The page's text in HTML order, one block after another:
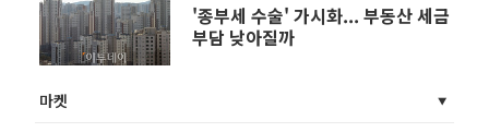
'종부세 수술' 가시화... 부동산 세금
부담 낮아질까
마켓